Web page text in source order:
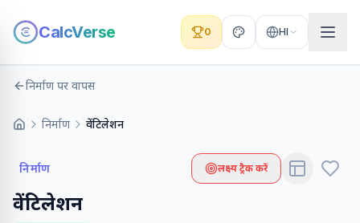
CalcVerse 0 HI
निर्माण पर वापस
निर्माण वेंटिलेशन
निर्माण लक्ष्य ट्रैक करें
वेंटिलेशन